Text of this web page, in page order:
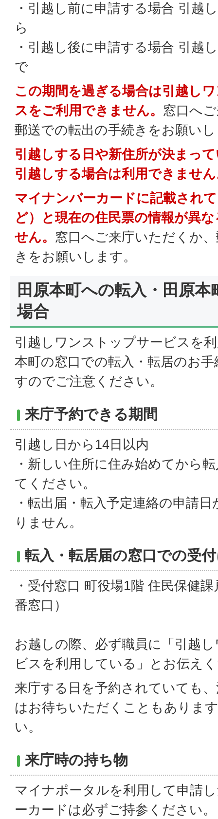
・引越し前に申請する場合 引越
ら
・引越し後に申請する場合 引越
で
この期間を過ぎる場合は引越し
スをご利用できません。 窓口へ
郵送での転出の手続きをお願い
引越しする日や新住所が決まっ
引越しする場合は利用できませ
マイナンバーカードに記載され
ど）と現在の住民票の情報が異
せん。 窓口へご来庁いただくか
きをお願いします。
田原本町への転入・田原
場合
引越しワンストップサービスを
本町の窓口での転入・転居のお
すのでご注意ください。
来庁予約できる期間
引越し日から14日以内
・新しい住所に住み始めてから
てください。
・転出届・転入予定連絡の申請
りません。
転入・転居届の窓口での受
・受付窓口 町役場1階 住民保健
番窓口）
お越しの際、必ず職員に「引越
ビスを利用している」とお伝え
来庁する日を予約されていても
はお待ちいただくこともありま
い。
来庁時の持ち物
マイナポータルを利用して申請
ーカードは必ずご持参ください。